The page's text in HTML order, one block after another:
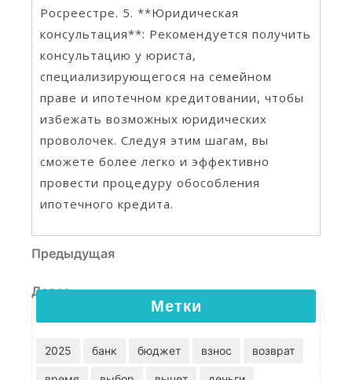
Росреестре. 5. **Юридическая
консультация**: Рекомендуется получить
консультацию у юриста,
специализирующегося на семейном
праве и ипотечном кредитовании, чтобы
избежать возможных юридических
проволочек. Следуя этим шагам, вы
сможете более легко и эффективно
провести процедуру обособления
ипотечного кредита.
Навигация по записям
Предыдущая запись
Предыдущая
Следующая запись
Далее
Метки
2025 банк бюджет взнос возврат